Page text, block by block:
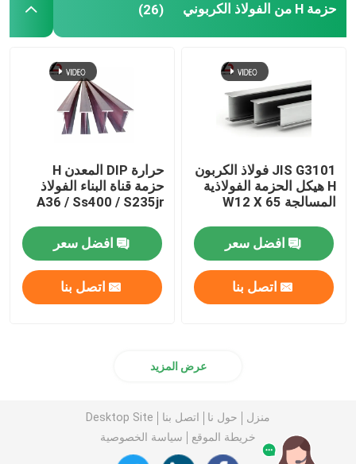
حزمة H من الفولاذ الكربوني (26)
JIS G3101 فولاذ الكربون
H هيكل الحزمة الفولاذية
المسالجة W12 X 65
افضل سعر
اتصل بنا
حرارة DIP المعدن H
حزمة قناة البناء الفولاذ
A36 / Ss400 / S235jr
افضل سعر
اتصل بنا
عرض المزيد
منزل حول نا اتصل بنا
Desktop Site
خريطة الموقع
سياسة الخصوصية